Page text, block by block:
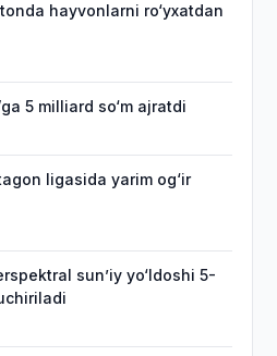
hayvonlarni ro‘yxatdan
5 milliard so‘m ajratdi
ligasida yarim og‘ir
sun’iy yo‘ldoshi 5-